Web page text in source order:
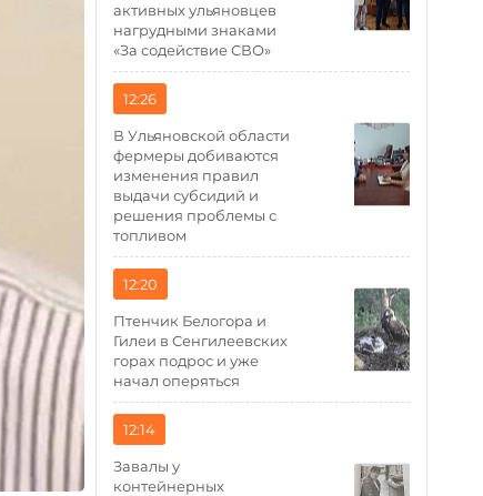
активных ульяновцев
нагрудными знаками
«За содействие СВО»
12:26
В Ульяновской области
фермеры добиваются
изменения правил
выдачи субсидий и
решения проблемы с
топливом
12:20
Птенчик Белогора и
Гилеи в Сенгилеевских
горах подрос и уже
начал оперяться
12:14
Завалы у
контейнерных